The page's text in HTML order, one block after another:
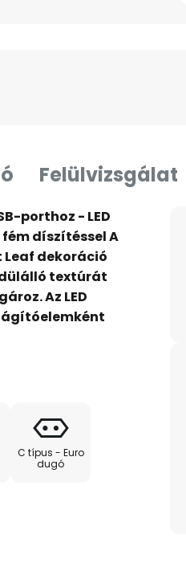
Felülvizsgálat
porthoz - LED
díszítéssel A
dekoráció
textúrát
Az LED
kontaktállomáson
körülbelül 9
bocsát ki a
C típus - Euro
dugó